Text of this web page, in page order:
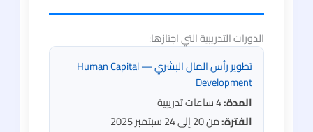
الدورات التدريبية التي اجتازها:
تطوير رأس المال البشري — Human Capital
Development
المدة:4 ساعات تدريبية
الفترة:من 20 إلى 24 سبتمبر 2025